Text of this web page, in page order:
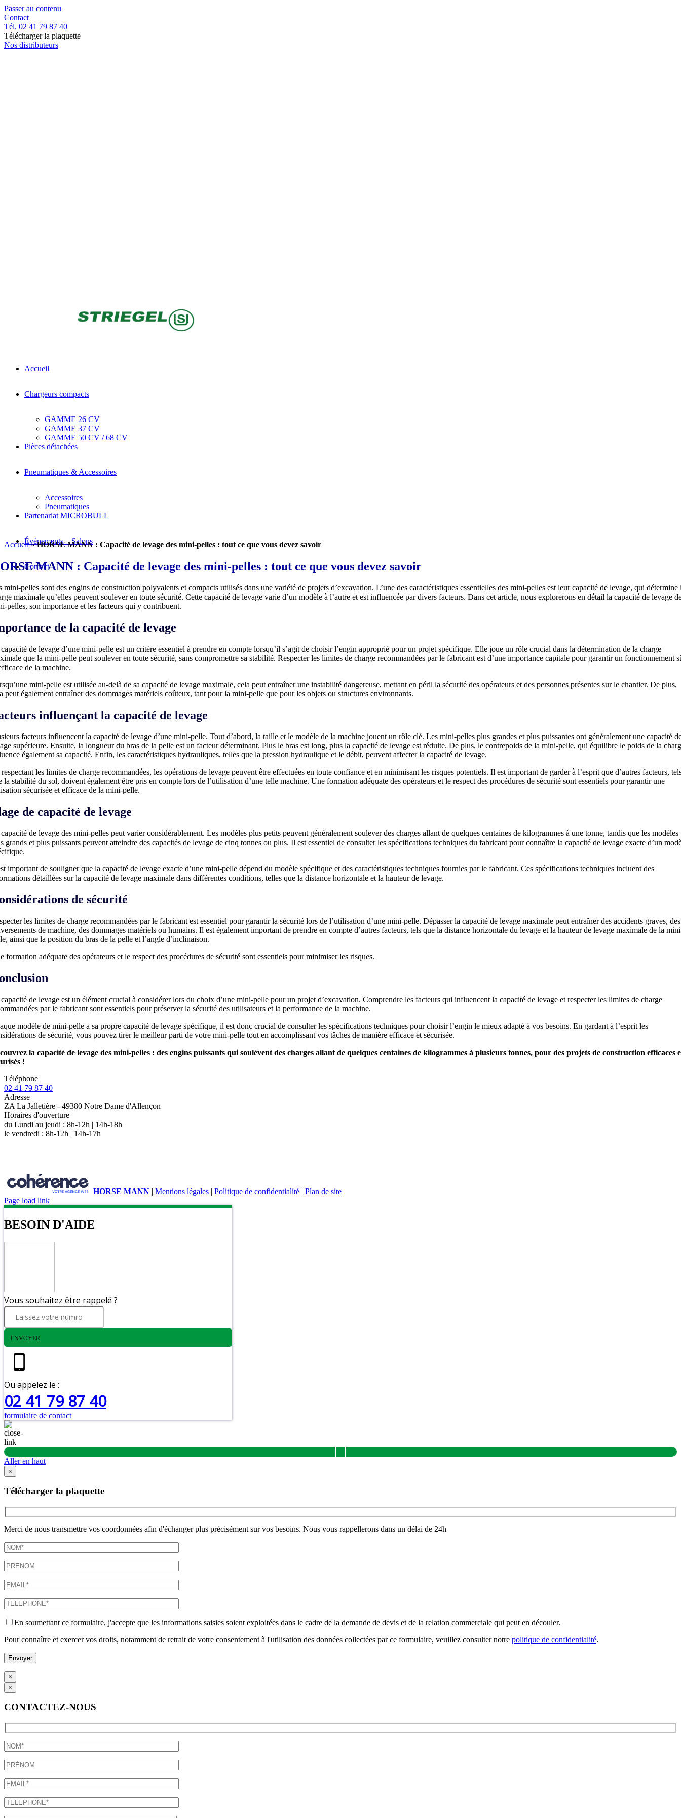
Passer au contenu
Contact
Tél. 02 41 79 87 40
Télécharger la plaquette
Nos distributeurs
Accueil
Chargeurs compacts
GAMME 26 CV
GAMME 37 CV
GAMME 50 CV / 68 CV
Pièces détachées
Pneumatiques & Accessoires
Accessoires
Pneumatiques
Partenariat MICROBULL
Évènements – Salons
Contact
Accueil»HORSE MANN : Capacité de levage des mini-pelles : tout ce que vous devez savoir
MANN : Capacité de levage des mini-pelles : tout ce que vous devez savoir
mini-pelles sont des engins de construction polyvalents et compacts utilisés dans une variété de projets d’excavation. L’une des caractéristiques essentielles des mini-pelles est leur capacité de levage, qui détermine
maximale qu’elles peuvent soulever en toute sécurité. Cette capacité de levage varie d’un modèle à l’autre et est influencée par divers facteurs. Dans cet article, nous explorerons en détail la capacité de levage
pelles, son importance et les facteurs qui y contribuent.
de la capacité de levage
de levage d’une mini-pelle est un critère essentiel à prendre en compte lorsqu’il s’agit de choisir l’engin approprié pour un projet spécifique. Elle joue un rôle crucial dans la détermination de la charge
que la mini-pelle peut soulever en toute sécurité, sans compromettre sa stabilité. Respecter les limites de charge recommandées par le fabricant est d’une importance capitale pour garantir un fonctionnement
de la machine.
mini-pelle est utilisée au-delà de sa capacité de levage maximale, cela peut entraîner une instabilité dangereuse, mettant en péril la sécurité des opérateurs et des personnes présentes sur le chantier. De plus,
peut également entraîner des dommages matériels coûteux, tant pour la mini-pelle que pour les objets ou structures environnants.
influençant la capacité de levage
facteurs influencent la capacité de levage d’une mini-pelle. Tout d’abord, la taille et le modèle de la machine jouent un rôle clé. Les mini-pelles plus grandes et plus puissantes ont généralement une capacité
supérieure. Ensuite, la longueur du bras de la pelle est un facteur déterminant. Plus le bras est long, plus la capacité de levage est réduite. De plus, le contrepoids de la mini-pelle, qui équilibre le poids de la
également sa capacité. Enfin, les caractéristiques hydrauliques, telles que la pression hydraulique et le débit, peuvent affecter la capacité de levage.
les limites de charge recommandées, les opérations de levage peuvent être effectuées en toute confiance et en minimisant les risques potentiels. Il est important de garder à l’esprit que d’autres facteurs,
la stabilité du sol, doivent également être pris en compte lors de l’utilisation d’une telle machine. Une formation adéquate des opérateurs et le respect des procédures de sécurité sont essentiels pour garantir une
sécurisée et efficace de la mini-pelle.
de capacité de levage
de levage des mini-pelles peut varier considérablement. Les modèles plus petits peuvent généralement soulever des charges allant de quelques centaines de kilogrammes à une tonne, tandis que les modèles
grands et plus puissants peuvent atteindre des capacités de levage de cinq tonnes ou plus. Il est essentiel de consulter les spécifications techniques du fabricant pour connaître la capacité de levage exacte d’un
important de souligner que la capacité de levage exacte d’une mini-pelle dépend du modèle spécifique et des caractéristiques techniques fournies par le fabricant. Ces spécifications techniques incluent des
détaillées sur la capacité de levage maximale dans différentes conditions, telles que la distance horizontale et la hauteur de levage.
de sécurité
les limites de charge recommandées par le fabricant est essentiel pour garantir la sécurité lors de l’utilisation d’une mini-pelle. Dépasser la capacité de levage maximale peut entraîner des accidents graves, des
de machine, des dommages matériels ou humains. Il est également important de prendre en compte d’autres facteurs, tels que la distance horizontale du levage et la hauteur de levage maximale de la
ainsi que la position du bras de la pelle et l’angle d’inclinaison.
formation adéquate des opérateurs et le respect des procédures de sécurité sont essentiels pour minimiser les risques.
de levage est un élément crucial à considérer lors du choix d’une mini-pelle pour un projet d’excavation. Comprendre les facteurs qui influencent la capacité de levage et respecter les limites de charge
par le fabricant sont essentiels pour préserver la sécurité des utilisateurs et la performance de la machine.
modèle de mini-pelle a sa propre capacité de levage spécifique, il est donc crucial de consulter les spécifications techniques pour choisir l’engin le mieux adapté à vos besoins. En gardant à l’esprit les
de sécurité, vous pouvez tirer le meilleur parti de votre mini-pelle tout en accomplissant vos tâches de manière efficace et sécurisée.
la capacité de levage des mini-pelles : des engins puissants qui soulèvent des charges allant de quelques centaines de kilogrammes à plusieurs tonnes, pour des projets de construction efficaces
!
Téléphone
02 41 79 87 40
Adresse
ZA La Jalletière - 49380 Notre Dame d'Allençon
Horaires d'ouverture
du Lundi au jeudi : 8h-12h | 14h-18h
le vendredi : 8h-12h | 14h-17h
HORSE MANN | Mentions légales | Politique de confidentialité | Plan de site
Page load link
BESOIN D'AIDE
Vous souhaitez être rappelé ?
ENVOYER
Ou appelez le :
02 41 79 87 40
formulaire de contact
Aller en haut
×
Télécharger la plaquette
Merci de nous transmettre vos coordonnées afin d'échanger plus précisément sur vos besoins. Nous vous rappellerons dans un délai de 24h
En soumettant ce formulaire, j'accepte que les informations saisies soient exploitées dans le cadre de la demande de devis et de la relation commerciale qui peut en découler.
Pour connaître et exercer vos droits, notamment de retrait de votre consentement à l'utilisation des données collectées par ce formulaire, veuillez consulter notre politique de confidentialité.
×
×
CONTACTEZ-NOUS